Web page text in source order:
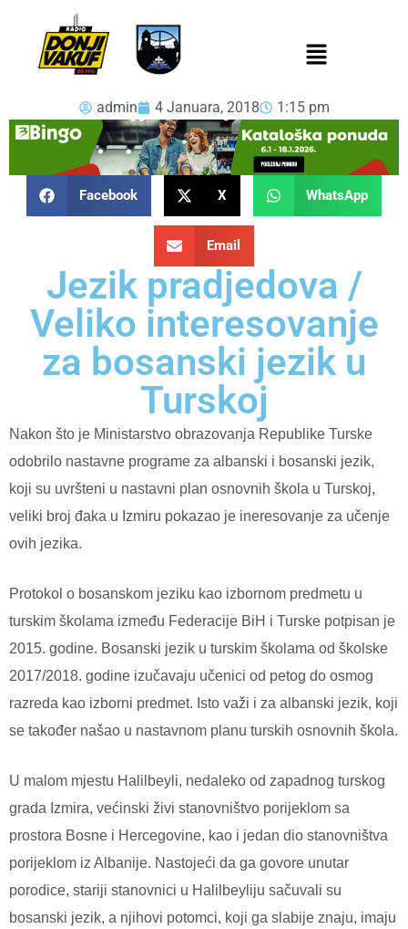
admin 4 Januara, 2018 1:15 pm
Facebook X WhatsApp
Email
Jezik pradjedova /
Veliko interesovanje
za bosanski jezik u
Turskoj
Nakon što je Ministarstvo obrazovanja Republike Turske
odobrilo nastavne programe za albanski i bosanski jezik,
koji su uvršteni u nastavni plan osnovnih škola u Turskoj,
veliki broj đaka u Izmiru pokazao je ineresovanje za učenje
ovih jezika.
Protokol o bosanskom jeziku kao izbornom predmetu u
turskim školama između Federacije BiH i Turske potpisan je
2015. godine. Bosanski jezik u turskim školama od školske
2017/2018. godine izučavaju učenici od petog do osmog
razreda kao izborni predmet. Isto važi i za albanski jezik, koji
se također našao u nastavnom planu turskih osnovnih škola.
U malom mjestu Halilbeyli, nedaleko od zapadnog turskog
grada Izmira, većinski živi stanovništvo porijeklom sa
prostora Bosne i Hercegovine, kao i jedan dio stanovništva
porijeklom iz Albanije. Nastojeći da ga govore unutar
porodice, stariji stanovnici u Halilbeyliju sačuvali su
bosanski jezik, a njihovi potomci, koji ga slabije znaju, imaju